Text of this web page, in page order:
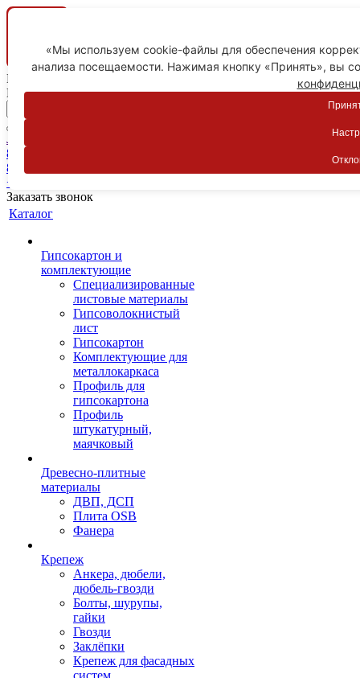
Ваш город
Пятигорск
Личный кабинет
8-800-775-59-89
8-800-775-59-89
+7 918 754-83-77
Заказать звонок
Каталог
Гипсокартон и
комплектующие
Специализированные
листовые материалы
Гипсоволокнистый
лист
Гипсокартон
Комплектующие для
металлокаркаса
Профиль для
гипсокартона
Профиль
штукатурный,
маячковый
Древесно-плитные
материалы
ДВП, ДСП
Плита OSB
Фанера
Крепеж
Анкера, дюбели,
дюбель-гвозди
Болты, шурупы,
гайки
Гвозди
Заклёпки
Крепеж для фасадных
«Мы используем cookie-файлы для обеспечения
анализа посещаемости. Нажимая кнопку «Принять», вы